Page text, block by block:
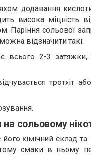
додавання
висока
сольової
відзначити такі:
всього 2-3
тротхіт
сольовому
хімічний склад та
смаки в ньому